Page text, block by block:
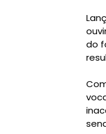
do